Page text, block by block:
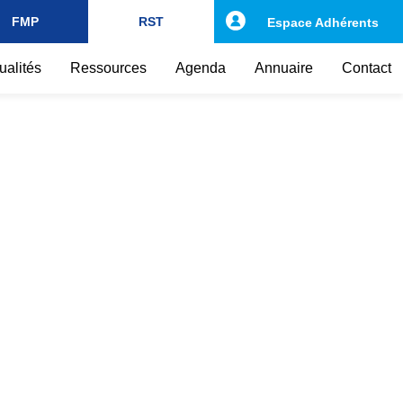
FMP RST
Ressources Agenda Annuaire Contact
Espace Adhérents